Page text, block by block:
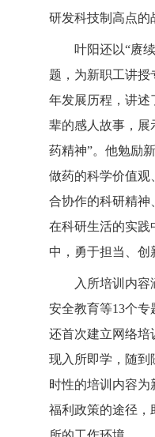
研发科技制高点的
叶阳还以“赓
题，为新职工讲授
年发展历程，讲述
辈的感人故事，展
药精神”。他勉励
做药的科学价值观
合协作的科研精神
在科研生活的实践
中，勇于担当、创
入所培训内容
安全教育等13个
还首次建立网络培
现入所即学，随到
时性的培训内容为
福利政策的途径，